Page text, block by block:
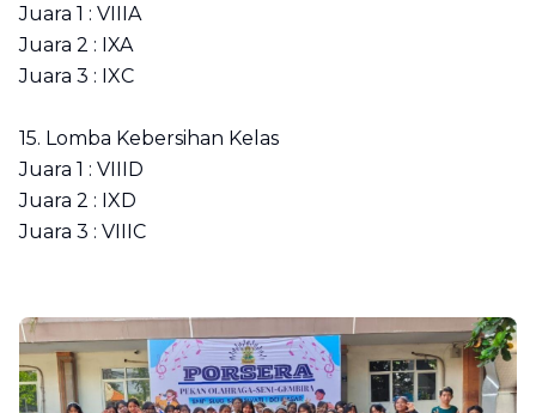
Juara 1 : VIIIA
Juara 2 : IXA
Juara 3 : IXC
15. Lomba Kebersihan Kelas
Juara 1 : VIIID
Juara 2 : IXD
Juara 3 : VIIIC